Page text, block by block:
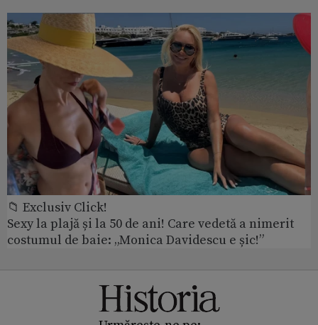
📁 Exclusiv Click!
Sexy la plajă și la 50 de ani! Care vedetă a nimerit
costumul de baie: „Monica Davidescu e șic!”